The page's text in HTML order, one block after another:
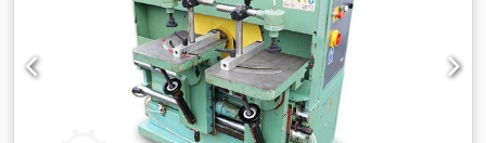
velocidades: 3000, 4500 rpm - Motor: aprox. 5,5 kW - Freno
- Mesa lateral – desplazamiento manual - Dimensiones de
la mesa (largo/ancho): 1180x600 mm - Regla angular -
Presión neumática - Diámetro de bocas de aspiración: 125
mm - Dimensiones (largo/ancho/alto): 1750/2600 (para
envío 1200)/1400 mm - Peso: 715 kg VENTAJAS - Fabricado